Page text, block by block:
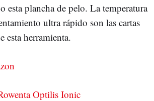
esta plancha de pelo. La temperatura
ultra rápido son las cartas
esta herramienta.
Optilis Ionic